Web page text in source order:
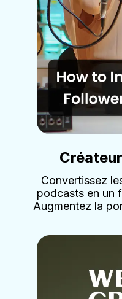
Convertissez
podcasts en un
Augmentez la